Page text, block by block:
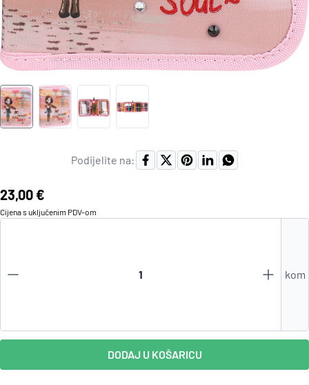
Podijelite na:
Cijena:
23,00 €
Cijena s uključenim PDV-om
kom
DODAJ U KOŠARICU